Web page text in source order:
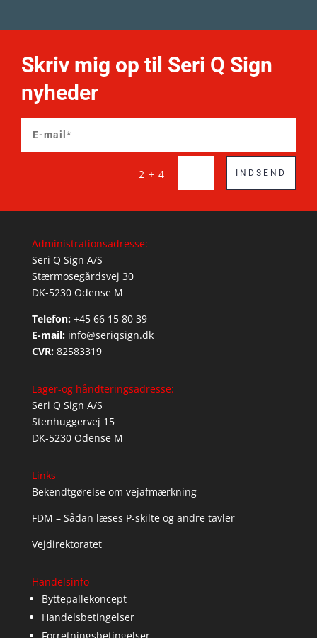
Skriv mig op til Seri Q Sign
nyheder
2 + 4 = INDSEND
Administrationsadresse:
Seri Q Sign A/S
Stærmosegårdsvej 30
DK-5230 Odense M
Telefon: +45 66 15 80 39
E-mail: info@seriqsign.dk
CVR: 82583319
Lager-og håndteringsadresse:
Seri Q Sign A/S
Stenhuggervej 15
DK-5230 Odense M
Links
Bekendtgørelse om vejafmærkning
FDM – Sådan læses P-skilte og andre tavler
Vejdirektoratet
Handelsinfo
Byttepallekoncept
Handelsbetingelser